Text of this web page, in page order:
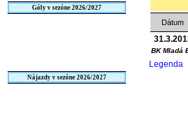
Góly v sezóne 2026/2027
Nájazdy v sezóne 2026/2027
Dátum
BK Mladá
Legenda